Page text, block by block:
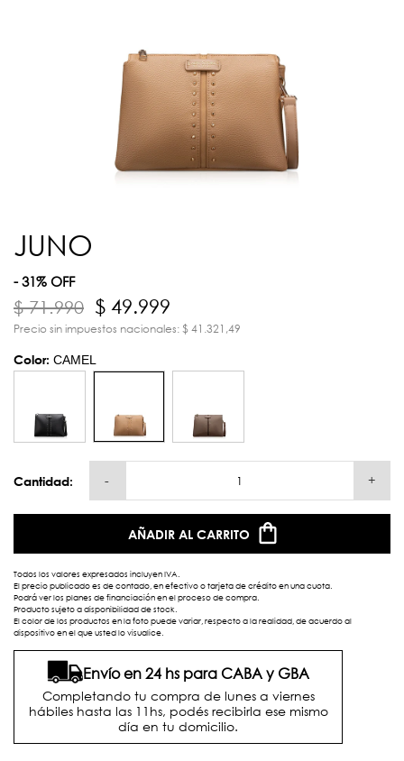
JUNO
- 31% OFF
$ 71.990 $ 49.999
Precio sin impuestos nacionales: $ 41.321,49
Color: CAMEL
Cantidad: - +
AÑADIR AL CARRITO
Todos los valores expresados incluyen IVA.
El precio publicado es de contado, en efectivo o tarjeta de crédito en una cuota.
Podrá ver los planes de financiación en el proceso de compra.
Producto sujeto a disponibilidad de stock.
El color de los productos en la foto puede variar, respecto a la realidad, de acuerdo al
dispositivo en el que usted lo visualice.
Envío en 24 hs para CABA y GBA
Completando tu compra de lunes a viernes
hábiles hasta las 11hs, podés recibirla ese mismo
día en tu domicilio.